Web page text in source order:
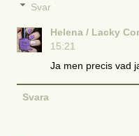
Svar
Helena / Lacky
15:21
Ja men precis vad
Svara